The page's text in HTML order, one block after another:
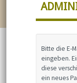
Bitte die E-
eingeben.
diese
ein neues